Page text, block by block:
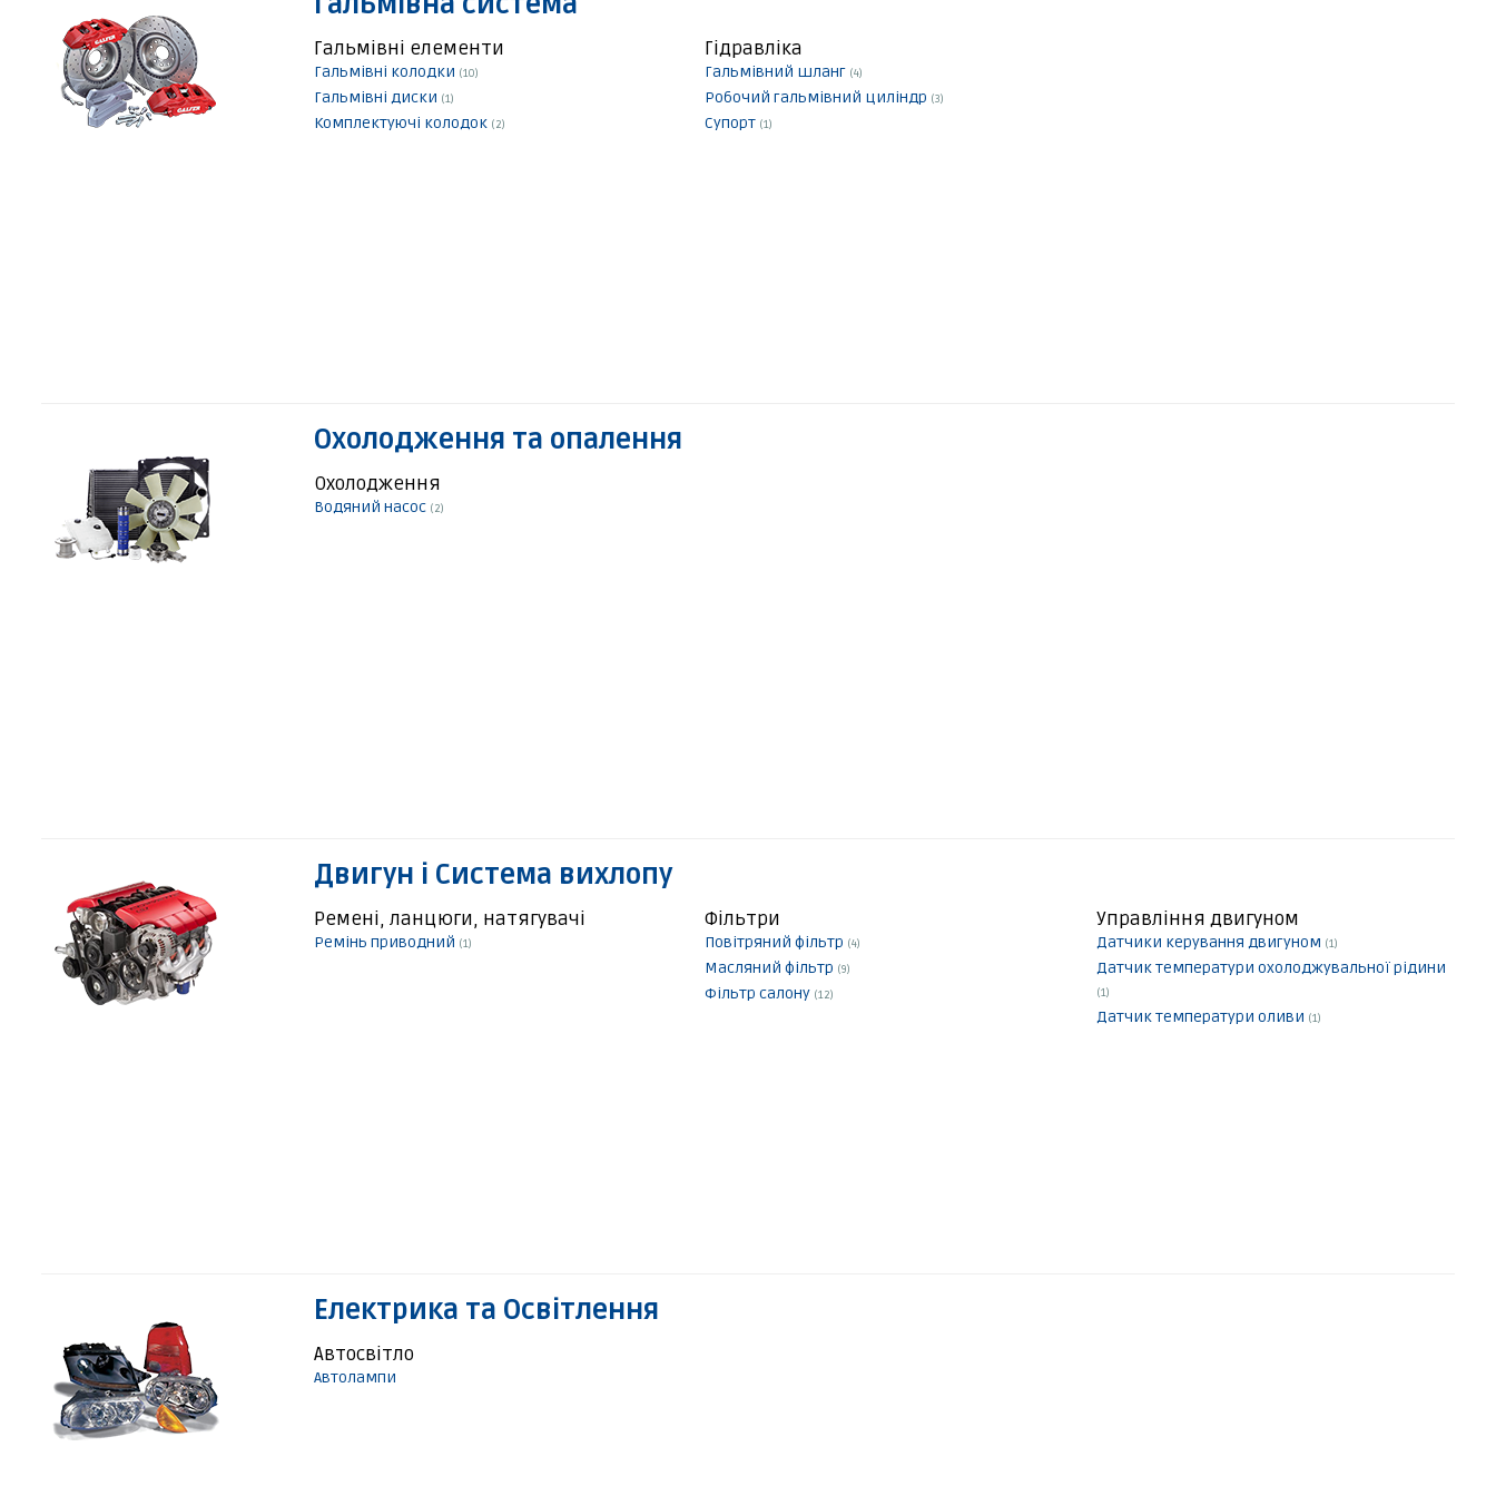
Гальмівні елементи
Гальмівні колодки (10)
Гальмівні диски (1)
Комплектуючі колодок (2)
Гідравліка
Гальмівний шланг (4)
Робочий гальмівний циліндр (3)
Супорт (1)
Охолодження та опалення
Охолодження
Водяний насос (2)
Двигун і Система вихлопу
Ремені, ланцюги, натягувачі
Ремінь приводний (1)
Фільтри
Повітряний фільтр (4)
Масляний фільтр (9)
Фільтр салону (12)
Управління двигуном
Датчики керування двигуном (1)
Датчик температури охолоджувальної рідини
(1)
Датчик температури оливи (1)
Електрика та Освітлення
Автосвітло
Автолампи